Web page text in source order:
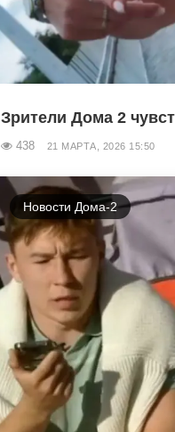
Зрители Дома 2
438 21 МАРТА, 2026 15:50
Новости Дома-2